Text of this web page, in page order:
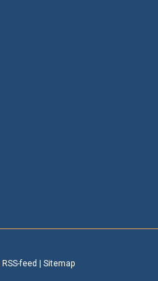
RSS-feed | Sitemap